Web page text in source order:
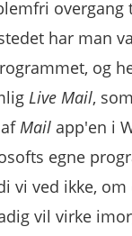
overgang
har man
og
Live Mail,
afMail app'en i
egne
vi ved ikke, om
vil virke